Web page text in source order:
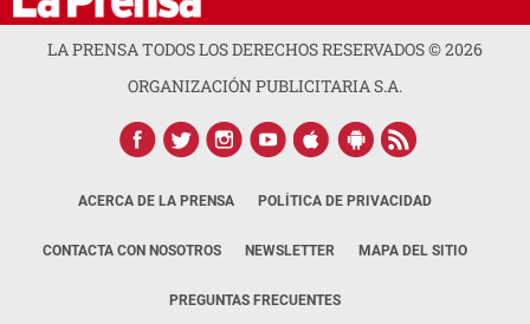
LA PRENSA TODOS LOS DERECHOS RESERVADOS ©2026
ORGANIZACIÓN PUBLICITARIA S.A.
ACERCA DE LA PRENSA POLÍTICA DE PRIVACIDAD
CONTACTA CON NOSOTROS NEWSLETTER MAPA DEL SITIO
PREGUNTAS FRECUENTES